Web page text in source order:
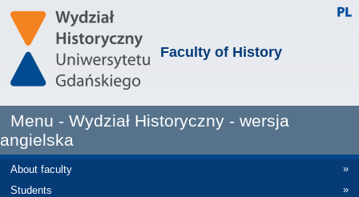
Faculty of History
Menu - Wydział Historyczny - wersja
angielska
About faculty
»
Students
»